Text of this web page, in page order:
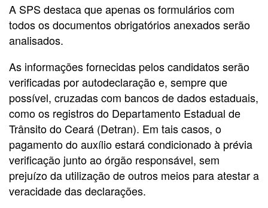
A SPS destaca que apenas os formulários com
todos os documentos obrigatórios anexados serão
analisados.
As informações fornecidas pelos candidatos serão
verificadas por autodeclaração e, sempre que
possível, cruzadas com bancos de dados estaduais,
como os registros do Departamento Estadual de
Trânsito do Ceará (Detran). Em tais casos, o
pagamento do auxílio estará condicionado à prévia
verificação junto ao órgão responsável, sem
prejuízo da utilização de outros meios para atestar a
veracidade das declarações.